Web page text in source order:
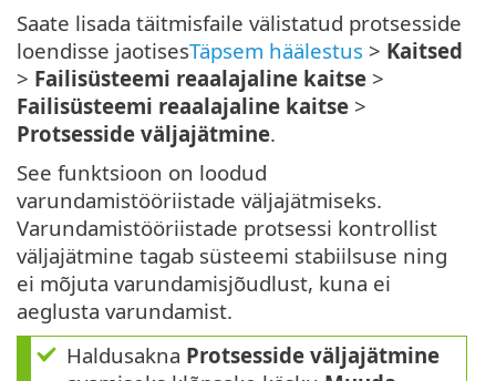
Saate lisada täitmisfaile välistatud protsesside
loendisse jaotisesTäpsem häälestus > Kaitsed
> Failisüsteemi reaalajaline kaitse >
Failisüsteemi reaalajaline kaitse >
Protsesside väljajätmine.
See funktsioon on loodud
varundamistööriistade väljajätmiseks.
Varundamistööriistade protsessi kontrollist
väljajätmine tagab süsteemi stabiilsuse ning
ei mõjuta varundamisjõudlust, kuna ei
aeglusta varundamist.
Haldusakna Protsesside väljajätmine